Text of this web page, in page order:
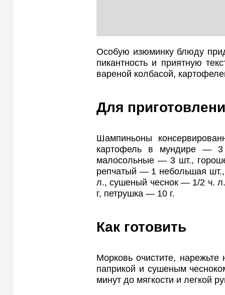
Особую изюминку блюду
пикантность и приятную
вареной колбасой,
Для
Шампиньоны
картофель в мундире —
малосольные — 3 шт.,
репчатый — 1 небольшая
л., сушеный чеснок — 1/2 ч.
г, петрушка — 10 г.
Как готовить
Морковь очистите,
паприкой и сушеным
минут до мягкости и легкой